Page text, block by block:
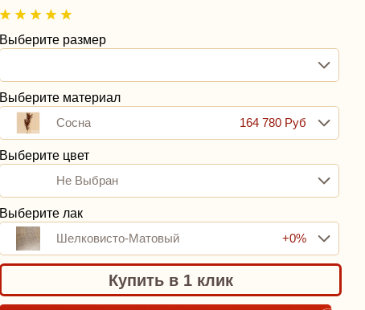
Выберите размер
Выберите материал
Сосна
164 780 Руб
Выберите цвет
Не Выбран
Выберите лак
Шелковисто-Матовый
+0%
Купить в 1 клик